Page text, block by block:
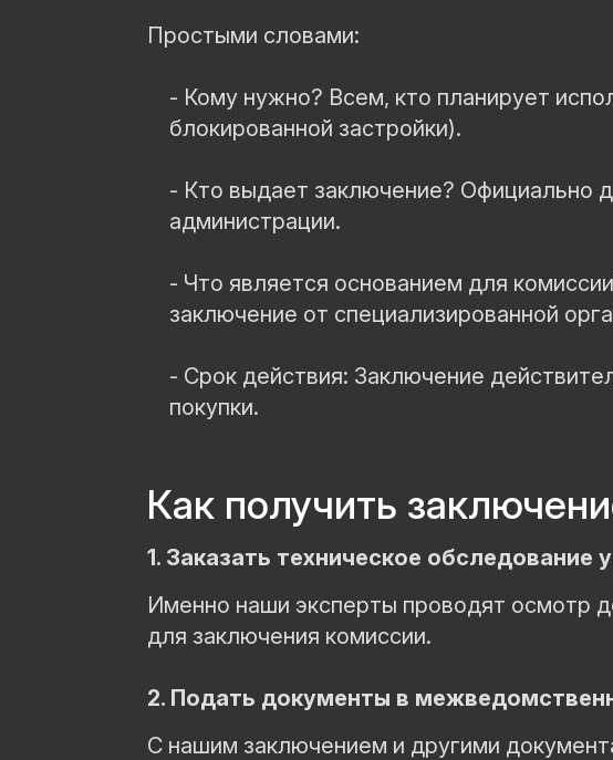
Простыми словами:
- Кому нужно? Всем, кто планирует
блокированной застройки).
- Кто выдает заключение? Официально
администрации.
- Что является основанием для
заключение от специализированной
- Срок действия: Заключение
покупки.
Как получить
1. Заказать техническое обследование
Именно наши эксперты проводят осмотр
для заключения комиссии.
2. Подать документы в
С нашим заключением и другими